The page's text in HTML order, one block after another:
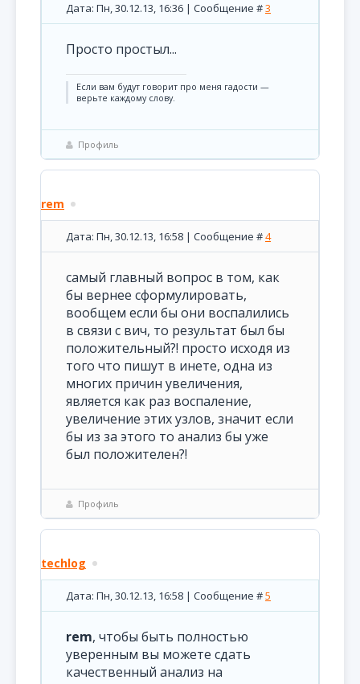
Дата: Пн, 30.12.13, 16:36 | Сообщение #3
Просто простыл...
Если вам будут говорит про меня гадости —
верьте каждому слову.
Профиль
rem
Дата: Пн, 30.12.13, 16:58 | Сообщение #4
самый главный вопрос в том, как
бы вернее сформулировать,
вообщем если бы они воспалились
в связи с вич, то результат был бы
положительный?! просто исходя из
того что пишут в инете, одна из
многих причин увеличения,
является как раз воспаление,
увеличение этих узлов, значит если
бы из за этого то анализ бы уже
был положителен?!
Профиль
techlog
Дата: Пн, 30.12.13, 16:58 | Сообщение #5
rem, чтобы быть полностью
уверенным вы можете сдать
качественный анализ на